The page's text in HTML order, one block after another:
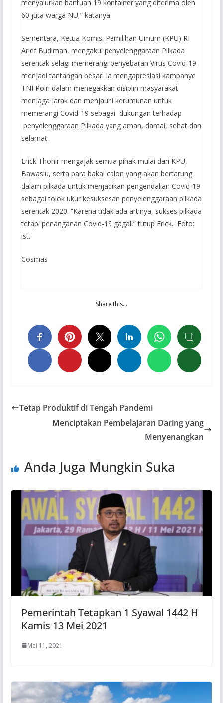
menyalurkan bantuan 19 kontainer yang diterima oleh
60 juta warga NU,” katanya.
Sementara, Ketua Komisi Pemilihan Umum (KPU) RI
Arief Budiman, mengakui penyelenggaraan Pilkada
serentak selagi memerangi penyebaran Virus Covid-19
menjadi tantangan besar. Ia mengapresiasi kampanye
TNI Polri dalam menegakkan disiplin masyarakat
menjaga jarak dan menjauhi kerumunan untuk
memerangi Covid-19 sebagai dukungan terhadap
penyelenggaraan Pilkada yang aman, damai, sehat dan
selamat.
Erick Thohir mengajak semua pihak mulai dari KPU,
Bawaslu, serta para bakal calon yang akan bertarung
dalam pilkada untuk menjadikan pengendalian Covid-19
sebagai tolok ukur kesuksesan penyelenggaraan pilkada
serentak 2020. “Karena tidak ada artinya, sukses pilkada
tetapi penanganan Covid-19 gagal,” tutup Erick. Foto:
ist.
Cosmas
Share this…
Tetap Produktif di Tengah Pandemi
Menciptakan Pembelajaran Daring yang
Menyenangkan
Anda Juga Mungkin Suka
Pemerintah Tetapkan 1 Syawal 1442 H
Kamis 13 Mei 2021
Mei 11, 2021